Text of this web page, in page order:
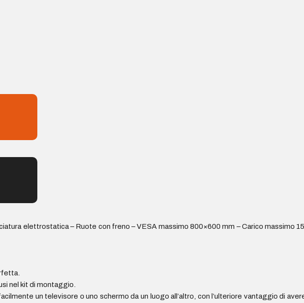
elettrostatica – Ruote con freno – VESA massimo 800×600 mm – Carico massimo
nel kit di montaggio.
un televisore o uno schermo da un luogo all’altro, con l’ulteriore vantaggio di